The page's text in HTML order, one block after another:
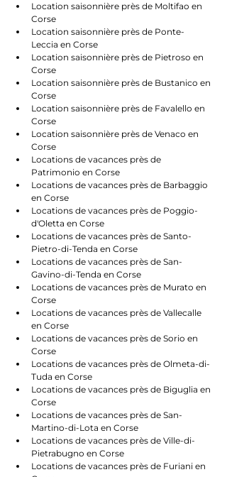
Location saisonnière près de Moltifao en
Corse
Location saisonnière près de Ponte-
Leccia en Corse
Location saisonnière près de Pietroso en
Corse
Location saisonnière près de Bustanico en
Corse
Location saisonnière près de Favalello en
Corse
Location saisonnière près de Venaco en
Corse
Locations de vacances près de
Patrimonio en Corse
Locations de vacances près de Barbaggio
en Corse
Locations de vacances près de Poggio-
d'Oletta en Corse
Locations de vacances près de Santo-
Pietro-di-Tenda en Corse
Locations de vacances près de San-
Gavino-di-Tenda en Corse
Locations de vacances près de Murato en
Corse
Locations de vacances près de Vallecalle
en Corse
Locations de vacances près de Sorio en
Corse
Locations de vacances près de Olmeta-di-
Tuda en Corse
Locations de vacances près de Biguglia en
Corse
Locations de vacances près de San-
Martino-di-Lota en Corse
Locations de vacances près de Ville-di-
Pietrabugno en Corse
Locations de vacances près de Furiani en